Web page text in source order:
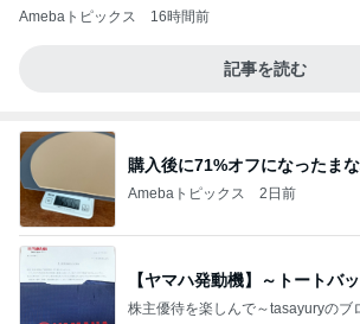
Amebaトピックス 16時間前
記事を読む
購入後に71%オフになったま
Amebaトピックス 2日前
【ヤマハ発動機】～トートバ
株主優待を楽しんで～tasayuryのブ